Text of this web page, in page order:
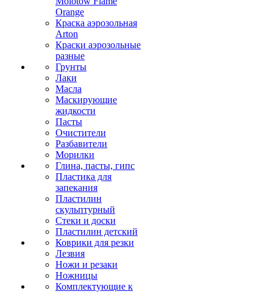
Orange
Краска аэрозольная
Arton
Краски аэрозольные
разные
Грунты
Лаки
Масла
Маскирующие
жидкости
Пасты
Очистители
Разбавители
Морилки
Глина, пасты, гипс
Пластика для
запекания
Пластилин
скульптурный
Стеки и доски
Пластилин детский
Коврики для резки
Лезвия
Ножи и резаки
Ножницы
Комплектующие к